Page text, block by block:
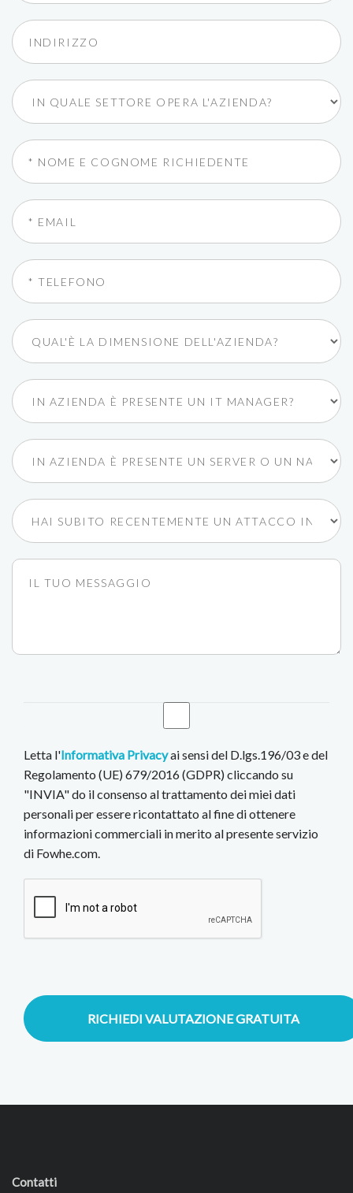
Letta l'Informativa Privacyai sensi del D.lgs.196/03 e del
Regolamento (UE) 679/2016 (GDPR) cliccando su
"INVIA" do il consenso al trattamento dei miei dati
personali per essere ricontattato al fine di ottenere
informazioni commerciali in merito al presente servizio
di Fowhe.com.
RICHIEDI VALUTAZIONE GRATUITA
Contatti